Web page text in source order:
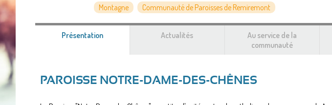
Montagne
Communauté de Paroisses de Remiremont
Présentation(onglet
Actualités
Au service de la
communauté
PAROISSE NOTRE-DAME-DES-CHÊNES